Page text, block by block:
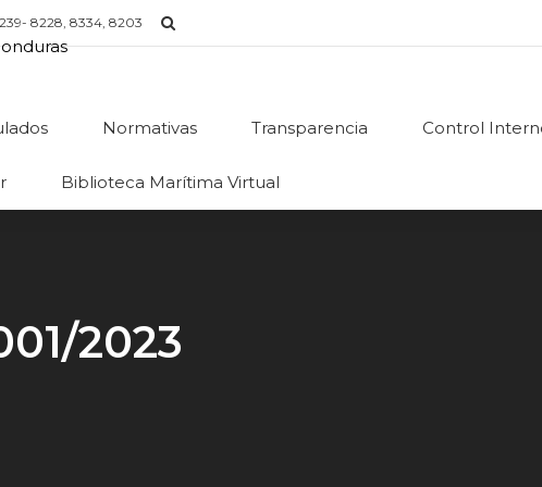
8228, 8334, 8203
Normativas Transparencia Control
Biblioteca Marítima Virtual
2023